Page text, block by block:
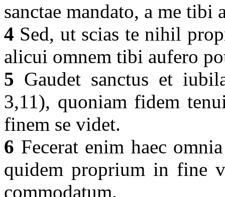
sanctae mandato, a me
4 Sed, ut scias te nihil
alicui omnem tibi aufero
5 Gaudet sanctus et
3,11), quoniam fidem
finem se videt.
6 Fecerat enim haec
quidem proprium in fine
commodatum.